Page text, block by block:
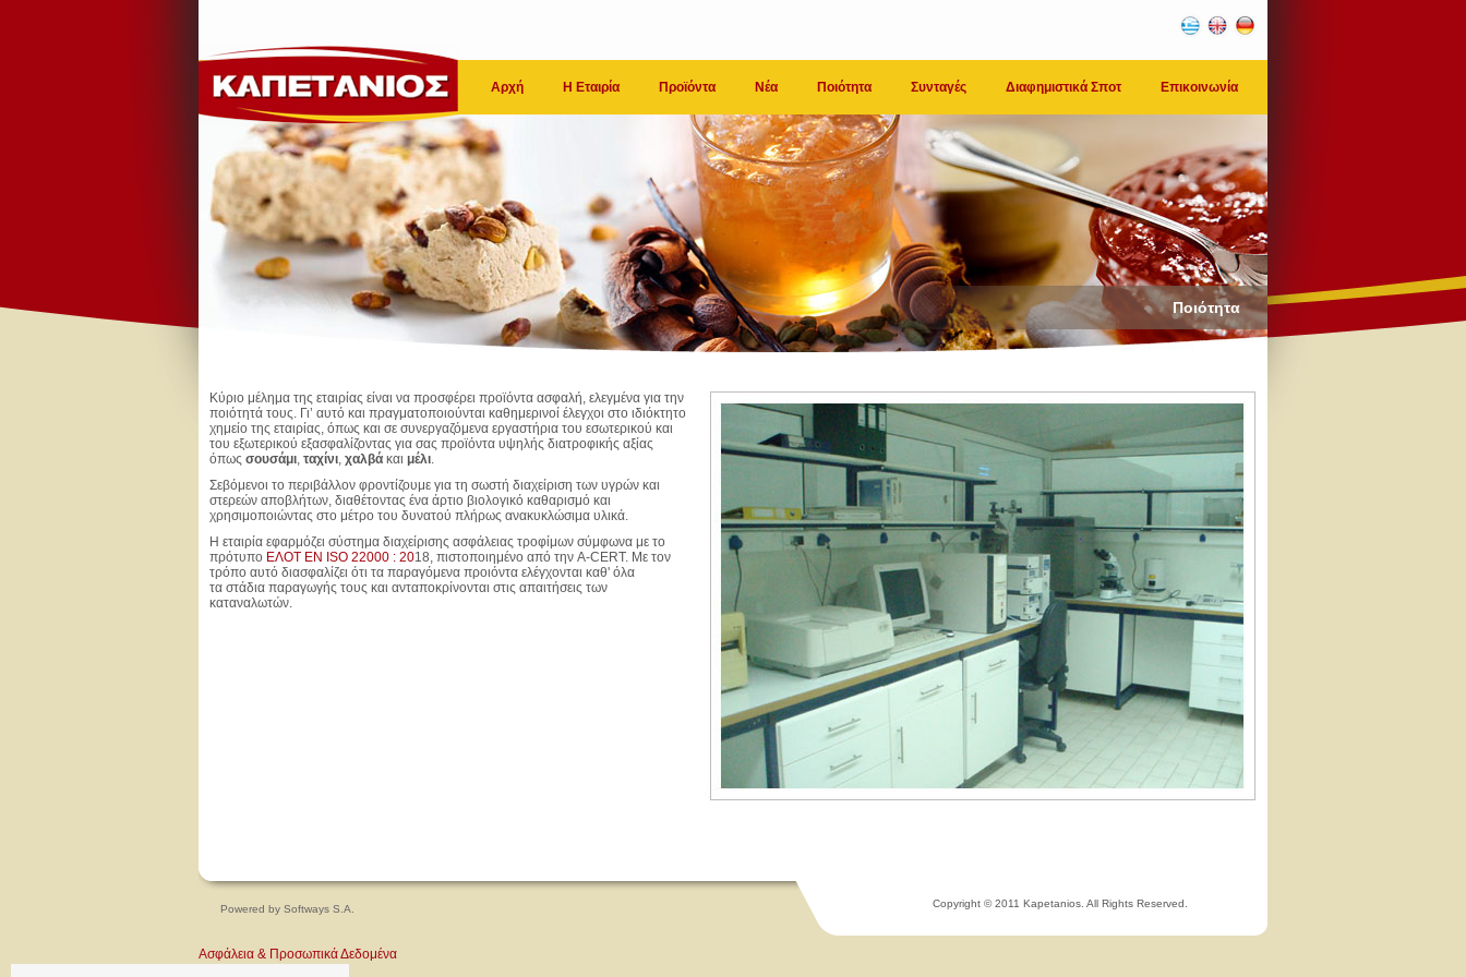
Αρχή Η Εταιρία Προϊόντα Νέα Ποιότητα Συνταγές Διαφημιστικά Σποτ Επικοινωνία
Ποιότητα
Κύριο μέλημα της εταιρίας είναι να προσφέρει προϊόντα ασφαλή, ελεγμένα για την
ποιότητά τους. Γι’ αυτό και πραγματοποιούνται καθημερινοί έλεγχοι στο ιδιόκτητο
χημείο της εταιρίας, όπως και σε συνεργαζόμενα εργαστήρια του εσωτερικού και
του εξωτερικού εξασφαλίζοντας για σας προϊόντα υψηλής διατροφικής αξίας
όπως σουσάμι, ταχίνι, χαλβά και μέλι.
Σεβόμενοι το περιβάλλον φροντίζουμε για τη σωστή διαχείριση των υγρών και
στερεών αποβλήτων, διαθέτοντας ένα άρτιο βιολογικό καθαρισμό και
χρησιμοποιώντας στο μέτρο του δυνατού πλήρως ανακυκλώσιμα υλικά.
Η εταιρία εφαρμόζει σύστημα διαχείρισης ασφάλειας τροφίμων σύμφωνα με το
πρότυπο ΕΛΟΤ ΕΝ ISO 22000 : 2018, πιστοποιημένο από την A-CERT. Με τον
τρόπο αυτό διασφαλίζει ότι τα παραγόμενα προιόντα ελέγχονται καθ' όλα
τα στάδια παραγωγής τους και ανταποκρίνονται στις απαιτήσεις των
καταναλωτών.
Powered by Softways S.A. Copyright © 2011 Kapetanios. All Rights Reserved.
Ασφάλεια & Προσωπικά Δεδομένα